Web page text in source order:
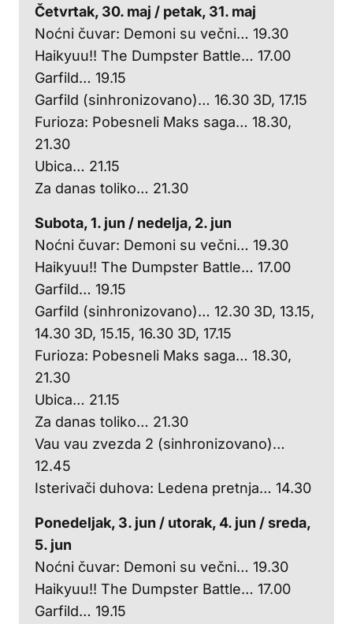
Četvrtak, 30. maj / petak, 31. maj
Noćni čuvar: Demoni su večni… 19.30
Haikyuu!! The Dumpster Battle… 17.00
Garfild… 19.15
Garfild (sinhronizovano)… 16.30 3D, 17.15
Furioza: Pobesneli Maks saga… 18.30,
21.30
Ubica… 21.15
Za danas toliko… 21.30
Subota, 1. jun / nedelja, 2. jun
Noćni čuvar: Demoni su večni… 19.30
Haikyuu!! The Dumpster Battle… 17.00
Garfild… 19.15
Garfild (sinhronizovano)… 12.30 3D, 13.15,
14.30 3D, 15.15, 16.30 3D, 17.15
Furioza: Pobesneli Maks saga… 18.30,
21.30
Ubica… 21.15
Za danas toliko… 21.30
Vau vau zvezda 2 (sinhronizovano)…
12.45
Isterivači duhova: Ledena pretnja… 14.30
Ponedeljak, 3. jun / utorak, 4. jun / sreda,
5. jun
Noćni čuvar: Demoni su večni… 19.30
Haikyuu!! The Dumpster Battle… 17.00
Garfild… 19.15